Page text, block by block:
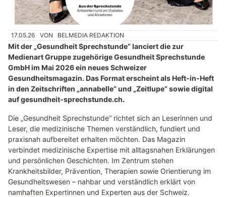
17.05.26 VON BELMEDIA REDAKTION
Mit der „Gesundheit Sprechstunde“ lanciert die zur
Medienart Gruppe zugehörige Gesundheit Sprechstunde
GmbH im Mai 2026 ein neues Schweizer
Gesundheitsmagazin. Das Format erscheint als Heft-in-Heft
in den Zeitschriften „annabelle“ und „Zeitlupe“ sowie digital
auf gesundheit-sprechstunde.ch.
Die „Gesundheit Sprechstunde“ richtet sich an Leserinnen und
Leser, die medizinische Themen verständlich, fundiert und
praxisnah aufbereitet erhalten möchten. Das Magazin
verbindet medizinische Expertise mit alltagsnahen Erklärungen
und persönlichen Geschichten. Im Zentrum stehen
Krankheitsbilder, Prävention, Therapien sowie Orientierung im
Gesundheitswesen – nahbar und verständlich erklärt von
namhaften Expertinnen und Experten aus der Schweiz.